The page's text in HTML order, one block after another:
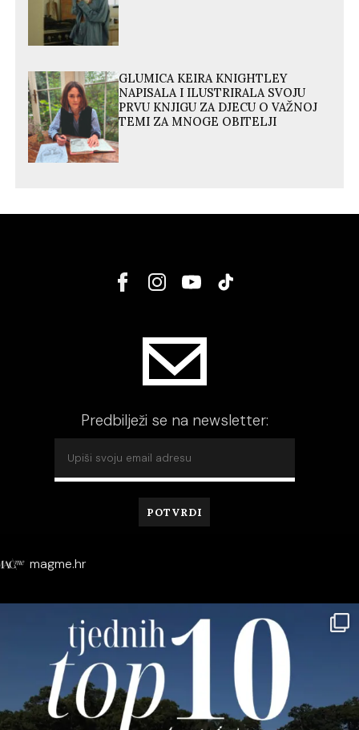
GLUMICA KEIRA KNIGHTLEY
NAPISALA I ILUSTRIRALA SVOJU
PRVU KNJIGU ZA DJECU O VAŽNOJ
TEMI ZA MNOGE OBITELJI
Predbilježi se na newsletter:
magme.hr